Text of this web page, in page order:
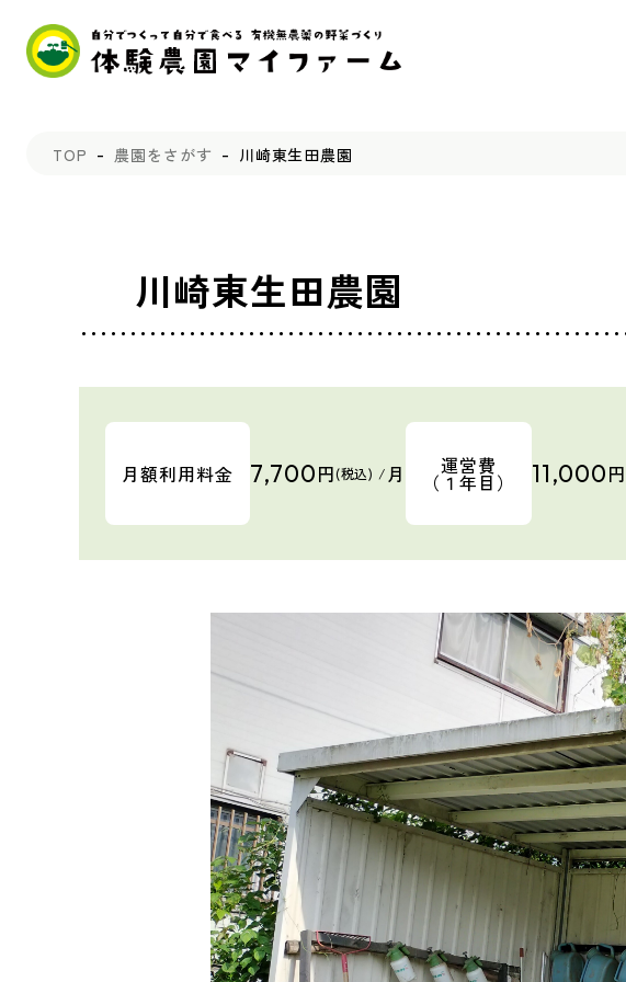
TOP 農園をさがす 川崎東生田農園
川崎東生田農園
月額利用料金 7,700円(税込) /月 運営費
（１年目） 11,000円